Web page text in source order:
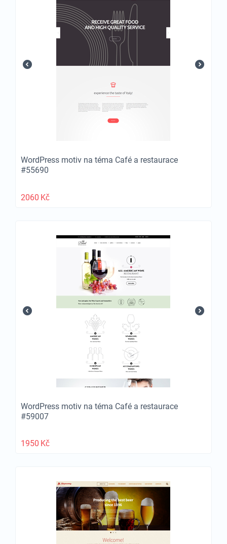
WordPress motiv na téma Café a restaurace
#55690
2060 Kč
WordPress motiv na téma Café a restaurace
#59007
1950 Kč